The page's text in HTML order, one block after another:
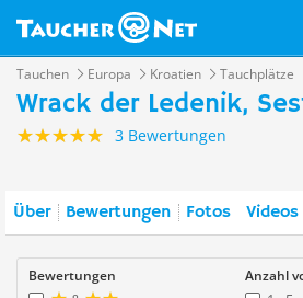
Tauchen Europa Kroatien Tauchplätze
Wrack der Ledenik,
3 Bewertungen
Über Bewertungen Fotos Videos
Bewertungen Anzahl